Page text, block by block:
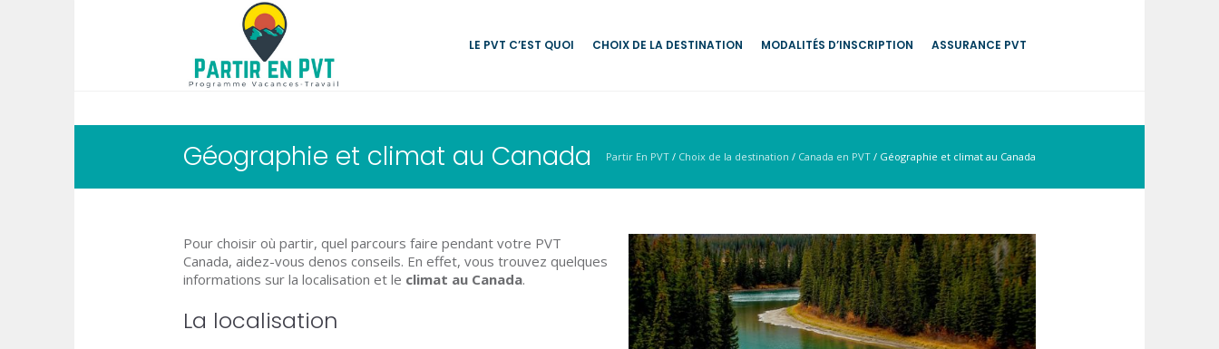
LE PVT C’EST QUOI CHOIX DE LA DESTINATION MODALITÉS D’INSCRIPTION ASSURANCE PVT
Géographie et climat au Canada Partir En PVT / Choix de la destination / Canada en PVT / Géographie et climat au Canada
Pour choisir où partir, quel parcours faire pendant votre PVT
Canada, aidez-vous denos conseils. En effet, vous trouvez quelques
informations sur la localisation et le climat au Canada.
La localisation